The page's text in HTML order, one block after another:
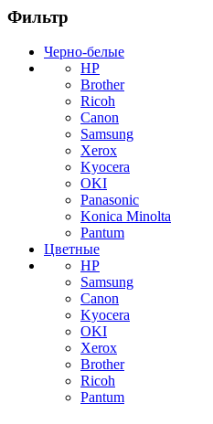
Фильтр
Черно-белые
HP
Brother
Ricoh
Canon
Samsung
Xerox
Kyocera
OKI
Panasonic
Konica Minolta
Pantum
Цветные
HP
Samsung
Canon
Kyocera
OKI
Xerox
Brother
Ricoh
Pantum